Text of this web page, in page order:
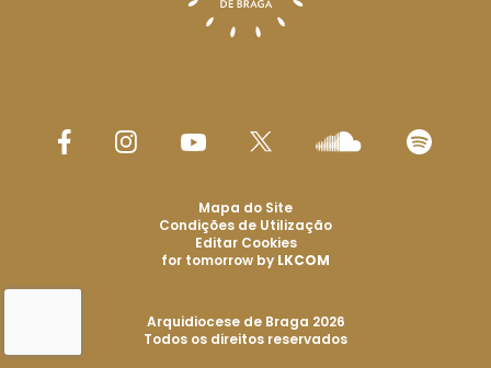
Arquidiocese de Braga 2026
Todos os direitos reservados
Mapa do Site
Condições de Utilização
Editar Cookies
for tomorrow by LKCOM